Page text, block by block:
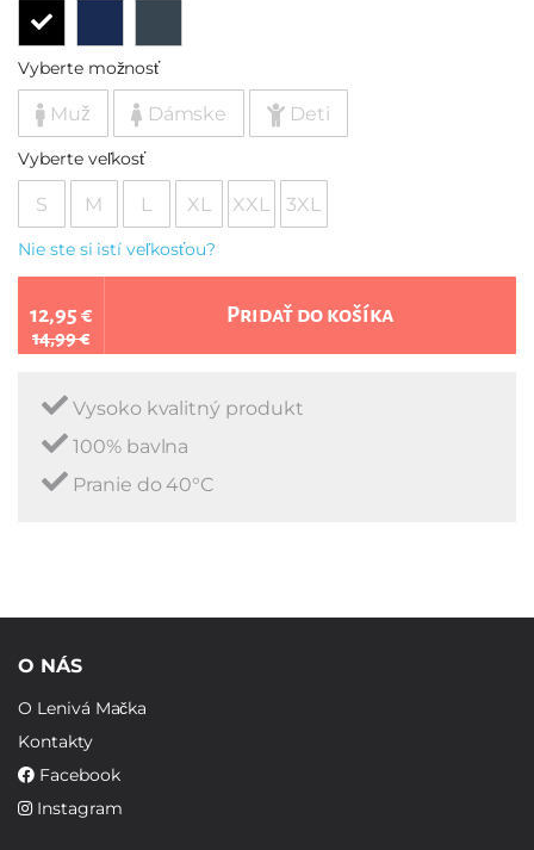
Vyberte možnosť
Muž Dámske Deti
Vyberte veľkosť
S M L XL XXL 3XL
Nie ste si istí veľkosťou?
12,95 €
14,99 €
Pridať do košíka
Vysoko kvalitný produkt
100% bavlna
Pranie do 40°C
O NÁS
O Lenivá Mačka
Kontakty
Facebook
Instagram